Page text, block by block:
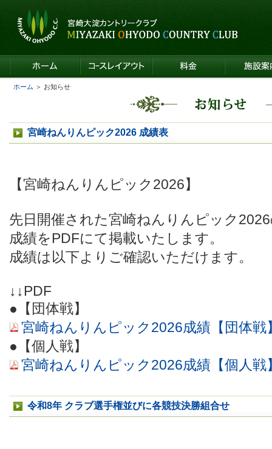
ホーム ＞ お知らせ
宮崎ねんりんピック2026 成績表
【宮崎ねんりんピック2026】
先日開催された宮崎ねんりんピック
成績をPDFにて掲載いたします。
成績は以下よりご確認いただけます。
↓↓PDF
●【団体戦】
宮崎ねんりんピック2026成績【団体戦
●【個人戦】
宮崎ねんりんピック2026成績【個人戦
令和8年 クラブ選手権並びに各競技決勝組合せ